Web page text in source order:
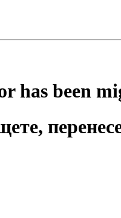
has been